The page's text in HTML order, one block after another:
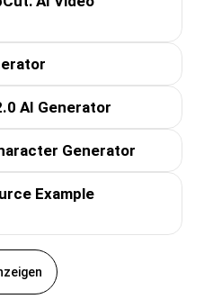
AI Generator
Generator
Example